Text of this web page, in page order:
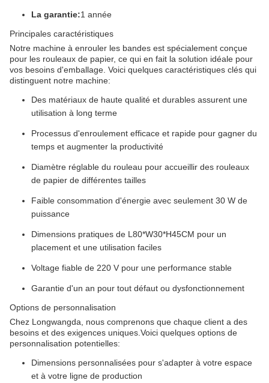
La garantie:1 année
Principales caractéristiques
Notre machine à enrouler les bandes est spécialement conçue
pour les rouleaux de papier, ce qui en fait la solution idéale pour
vos besoins d'emballage. Voici quelques caractéristiques clés qui
distinguent notre machine:
Des matériaux de haute qualité et durables assurent une
utilisation à long terme
Processus d'enroulement efficace et rapide pour gagner du
temps et augmenter la productivité
Diamètre réglable du rouleau pour accueillir des rouleaux
de papier de différentes tailles
Faible consommation d'énergie avec seulement 30 W de
puissance
Dimensions pratiques de L80*W30*H45CM pour un
placement et une utilisation faciles
Voltage fiable de 220 V pour une performance stable
Garantie d'un an pour tout défaut ou dysfonctionnement
Options de personnalisation
Chez Longwangda, nous comprenons que chaque client a des
besoins et des exigences uniques.Voici quelques options de
personnalisation potentielles:
Dimensions personnalisées pour s'adapter à votre espace
et à votre ligne de production